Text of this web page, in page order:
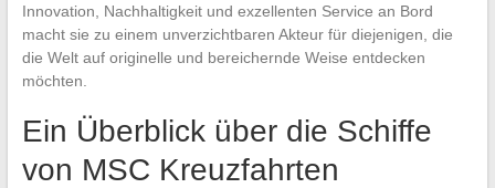
Innovation, Nachhaltigkeit und exzellenten Service an Bord
macht sie zu einem unverzichtbaren Akteur für diejenigen, die
die Welt auf originelle und bereichernde Weise entdecken
möchten.
Ein Überblick über die Schiffe
von MSC Kreuzfahrten